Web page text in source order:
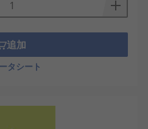
追加
タシート